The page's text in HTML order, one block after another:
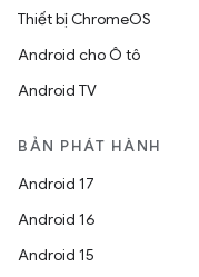
Thiết bị ChromeOS
Android cho Ô tô
Android TV
BẢN PHÁT HÀNH
Android 17
Android 16
Android 15